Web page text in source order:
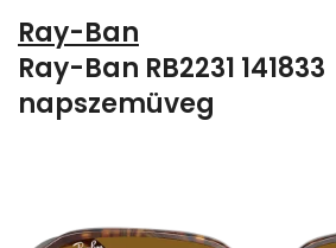
Ray-Ban
Ray-Ban RB2231 141833
napszemüveg